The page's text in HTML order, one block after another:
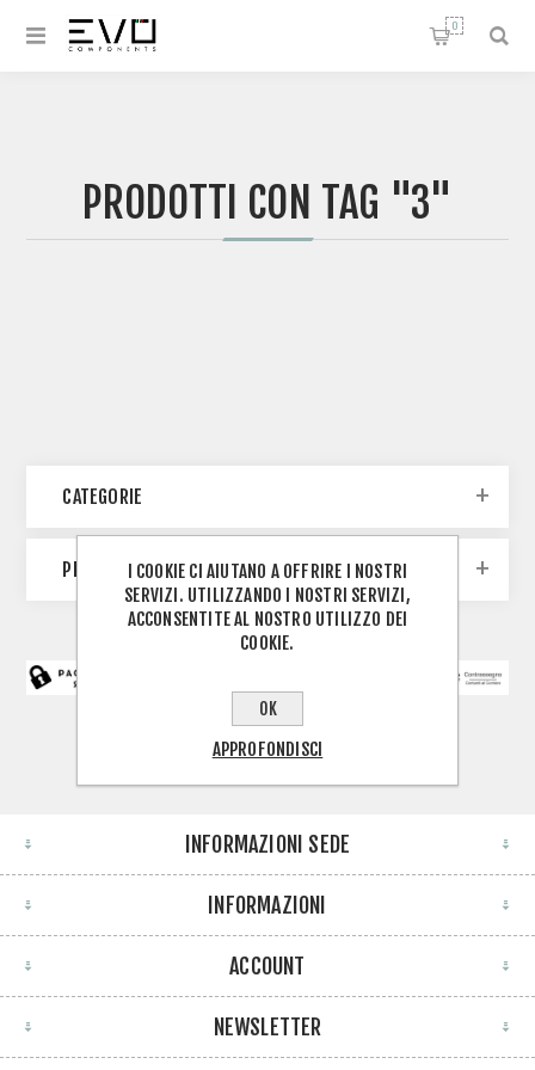
0
PRODOTTI CON TAG "3"
CATEGORIE
PRODUTTORI
INFORMAZIONI SEDE
INFORMAZIONI
ACCOUNT
NEWSLETTER
I COOKIE CI AIUTANO A OFFRIRE I NOSTRI
SERVIZI. UTILIZZANDO I NOSTRI SERVIZI,
ACCONSENTITE AL NOSTRO UTILIZZO DEI
COOKIE.
OK
APPROFONDISCI